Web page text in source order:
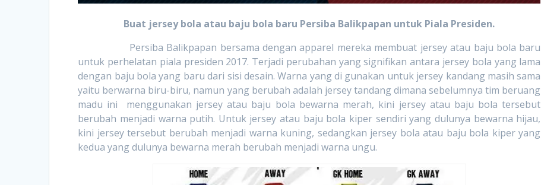
Buat jersey bola atau baju bola baru Persiba Balikpapan untuk Piala Presiden.
Persiba Balikpapan bersama dengan apparel mereka membuat jersey atau baju bola baru
untuk perhelatan piala presiden 2017. Terjadi perubahan yang signifikan antara jersey bola yang lama
dengan baju bola yang baru dari sisi desain. Warna yang di gunakan untuk jersey kandang masih sama
yaitu berwarna biru-biru, namun yang berubah adalah jersey tandang dimana sebelumnya tim beruang
madu ini menggunakan jersey atau baju bola bewarna merah, kini jersey atau baju bola tersebut
berubah menjadi warna putih. Untuk jersey atau baju bola kiper sendiri yang dulunya bewarna hijau,
kini jersey tersebut berubah menjadi warna kuning, sedangkan jersey bola atau baju bola kiper yang
kedua yang dulunya bewarna merah berubah menjadi warna ungu.